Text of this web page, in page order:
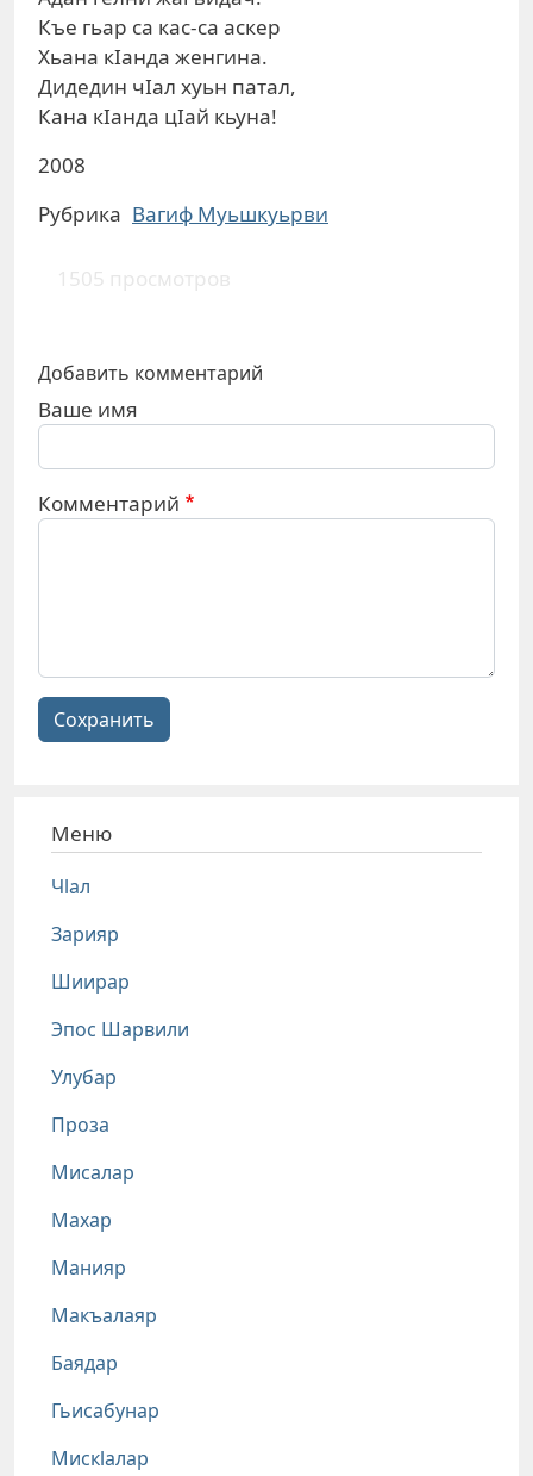
Къе гьар са кас-са аскер
Хьана кIанда женгина.
Дидедин чIал хуьн патал,
Кана кIанда цIай кьуна!
2008
Рубрика Вагиф Муьшкуьрви
1505 просмотров
Добавить комментарий
Ваше имя
Комментарий
Сохранить
Меню
Чlал
Зарияр
Шиирар
Эпос Шарвили
Улубар
Проза
Мисалар
Махар
Манияр
Макъалаяр
Баядар
Гьисабунар
Мискlалар